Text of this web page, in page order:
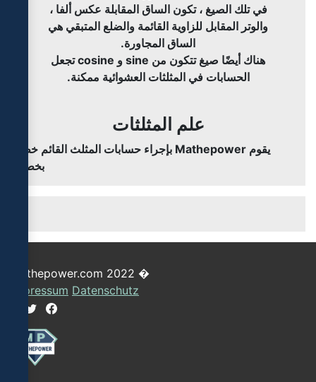
في تلك الصيغ ، تكون الساق المقابلة عكس ألفا ،
والوتر المقابل للزاوية القائمة والضلع المتبقي هي
الساق المجاورة.
هناك أيضًا صيغ تتكون من sine و cosine تجعل
الحسابات في المثلثات العشوائية ممكنة.
علم المثلثات
يقوم Mathepower بإجراء حسابات المثلث القائم خطوة
بخطوة.
� 2022 mathepower.com
Datenschutz
Impressum